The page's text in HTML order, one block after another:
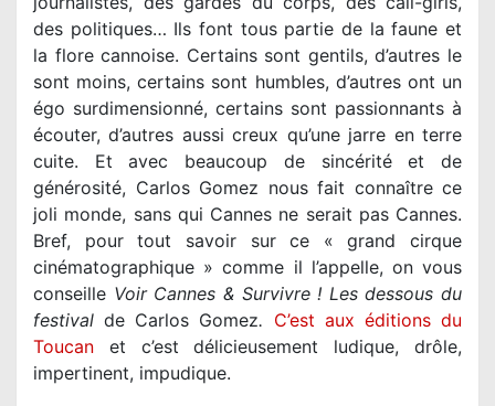
des politiques… Ils font tous partie de la faune et
la flore cannoise. Certains sont gentils, d’autres le
sont moins, certains sont humbles, d’autres ont un
égo surdimensionné, certains sont passionnants à
écouter, d’autres aussi creux qu’une jarre en terre
cuite. Et avec beaucoup de sincérité et de
générosité, Carlos Gomez nous fait connaître ce
joli monde, sans qui Cannes ne serait pas Cannes.
Bref, pour tout savoir sur ce « grand cirque
cinématographique » comme il l’appelle, on vous
conseille Voir Cannes & Survivre ! Les dessous du
festivalde Carlos Gomez. C’est aux éditions du
Toucan et c’est délicieusement ludique, drôle,
impertinent, impudique.